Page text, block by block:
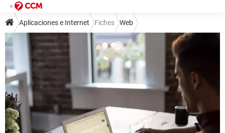
Aplicaciones e Internet Fiches Web